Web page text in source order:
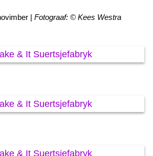
GASTEBOEK
| Fotograaf: © Kees Westra